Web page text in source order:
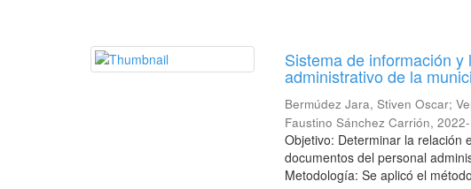
Sistema de información
administrativo de la
Bermúdez Jara, Stiven Oscar;
Faustino Sánchez Carrión,
Objetivo: Determinar la relación
documentos del personal
Metodología: Se aplicó el